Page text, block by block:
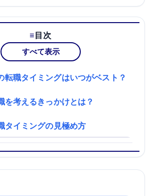
目次
すべて表示
転職タイミングはいつがベスト？
を考えるきっかけとは？
タイミングの見極め方